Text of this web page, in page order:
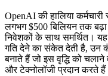
OpenAI की हालिया
लगभग $500 बिलियन तक
निवेशकों के साथ समर्थित।
गति देने का संकेत देती है, उन
बनाते हैं जो इस वृद्धि को
और टेक्नोलॉजी प्रदान करते